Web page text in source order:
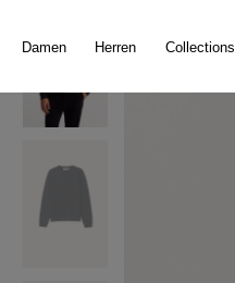
Damen Herren Collections